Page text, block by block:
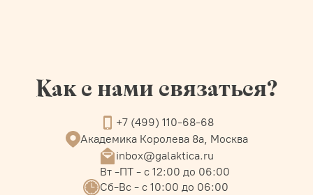
Как с нами связаться?
+7 (499) 110-68-68
Академика Королева 8а, Москва
inbox@galaktica.ru
Вт -ПТ - с 12:00 до 06:00
Сб-Вс - с 10:00 до 06:00